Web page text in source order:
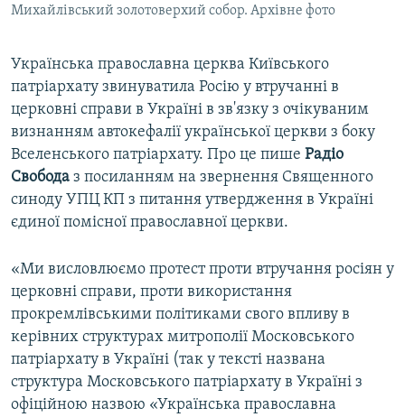
ІНФОГРАФІКА
ДОЛУЧАЙСЯ!
Усі сайти RFE/RL
Михайлівський золотоверхий собор. Архівне фото
Українська православна церква Київського
патріархату звинуватила Росію у втручанні в
церковні справи в Україні в зв'язку з очікуваним
визнанням автокефалії української церкви з боку
Вселенського патріархату. Про це пише Радіо
Свобода з посиланням на звернення Священного
синоду УПЦ КП з питання утвердження в Україні
єдиної помісної православної церкви.
«Ми висловлюємо протест проти втручання росіян у
церковні справи, проти використання
прокремлівськими політиками свого впливу в
керівних структурах митрополії Московського
патріархату в Україні (так у тексті названа
структура Московського патріархату в Україні з
офіційною назвою «Українська православна